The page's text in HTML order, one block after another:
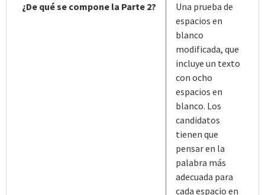
¿De qué se compone la Parte 2?
Una prueba de
espacios en
blanco
modificada, que
incluye un texto
con ocho
espacios en
blanco. Los
candidatos
tienen que
pensar en la
palabra más
adecuada para
cada espacio en